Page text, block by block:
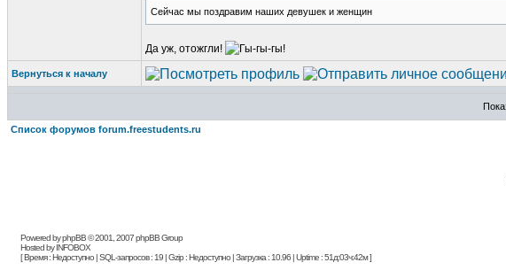
Сейчас мы поздравим наших девушек и женщин
Да уж, отожгли!
Вернуться к началу
Список форумов forum.freestudents.ru
Powered by phpBB © 2001, 2007 phpBB Group
Hosted by INFOBOX
[ Время : Недоступно | SQL-запросов : 19 | Gzip : Недоступно | Загрузка : 10.96 | Uptime : 51д:03ч:42м ]